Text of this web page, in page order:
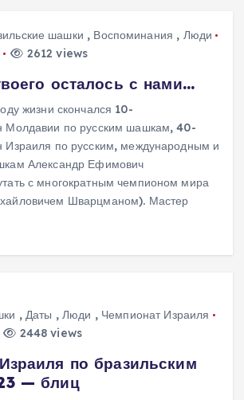
шашки , Воспоминания , Люди
2612 views
осталось с нами…
жизни скончался 10-
Молдавии по русским шашкам, 40-
Израиля по русским, международным и
Александр Ефимович
с многократным чемпионом мира
Шварцманом). Мастер
, Даты ,Люди , Чемпионат Израиля
2448 views
по бразильским
— блиц